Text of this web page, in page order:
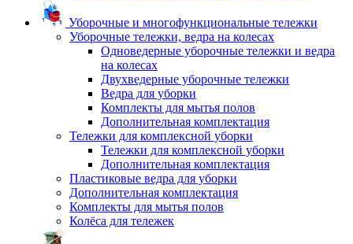
Уборочные и многофункциональные тележки
Уборочные тележки, ведра на колесах
Одноведерные уборочные тележки и ведра
на колесах
Двухведерные уборочные тележки
Ведра для уборки
Комплекты для мытья полов
Дополнительная комплектация
Тележки для комплексной уборки
Тележки для комплексной уборки
Дополнительная комплектация
Пластиковые ведра для уборки
Дополнительная комплектация
Комплекты для мытья полов
Колёса для тележек